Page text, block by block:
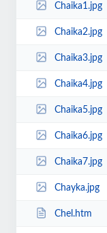
Chaika1.jpg
Chaika2.jpg
Chaika3.jpg
Chaika4.jpg
Chaika5.jpg
Chaika6.jpg
Chaika7.jpg
Chayka.jpg
Chel.htm